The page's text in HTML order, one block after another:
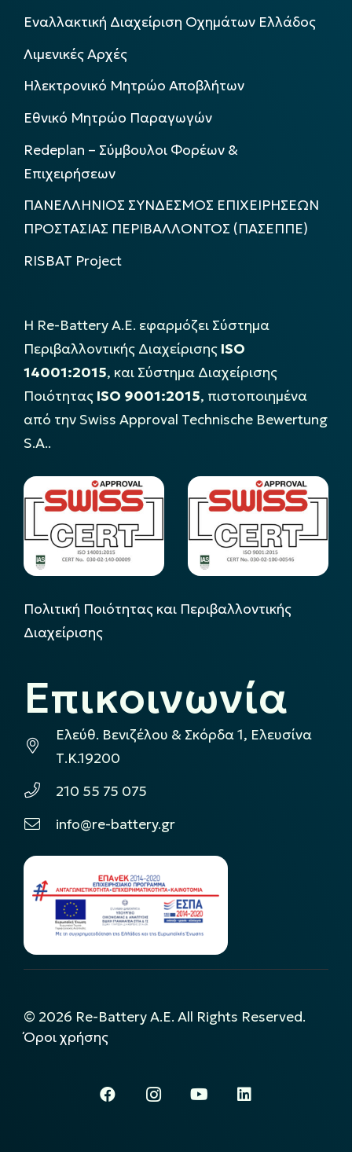
Εναλλακτική Διαχείριση Οχημάτων Ελλάδος
Λιμενικές Αρχές
Ηλεκτρονικό Μητρώο Αποβλήτων
Εθνικό Μητρώο Παραγωγών
Redeplan – Σύμβουλοι Φορέων &
Επιχειρήσεων
ΠΑΝΕΛΛΗΝΙΟΣ ΣΥΝΔΕΣΜΟΣ ΕΠΙΧΕΙΡΗΣΕΩΝ
ΠΡΟΣΤΑΣΙΑΣ ΠΕΡΙΒΑΛΛΟΝΤΟΣ (ΠΑΣΕΠΠΕ)
RISBAT Project
Η Re-Battery Α.Ε. εφαρμόζει Σύστημα
Περιβαλλοντικής Διαχείρισης ISO
14001:2015, και Σύστημα Διαχείρισης
Ποιότητας ISO 9001:2015, πιστοποιημένα
από την Swiss Approval Technische Bewertung
S.A..
Πολιτική Ποιότητας και Περιβαλλοντικής
Διαχείρισης
Επικοινωνία
Ελεύθ. Βενιζέλου & Σκόρδα 1, Ελευσίνα
Τ.Κ.19200
210 55 75 075
info@re-battery.gr
© 2026 Re-Battery A.E. All Rights Reserved.
Όροι χρήσης